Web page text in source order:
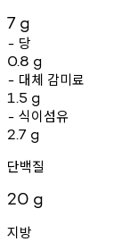
7 g
- 당
0.8 g
- 대체 감미료
1.5 g
- 식이섬유
2.7 g
단백질
20 g
지방